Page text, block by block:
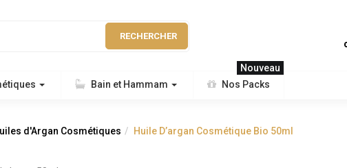
RECHERCHER
Bain et Hammam
Nouveau
Nos Packs
d'Argan Cosmétiques Huile D’argan Cosmétique Bio 50ml